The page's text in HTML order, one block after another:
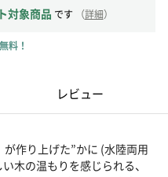
対象商品 です （詳細）
料！
レビュー
作り上げた”かに (水陸両用
木の温もりを感じられる、